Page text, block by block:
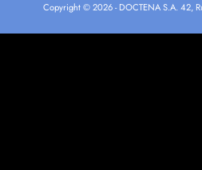
Copyright © 2026 - DOCTENA S.A. 42,